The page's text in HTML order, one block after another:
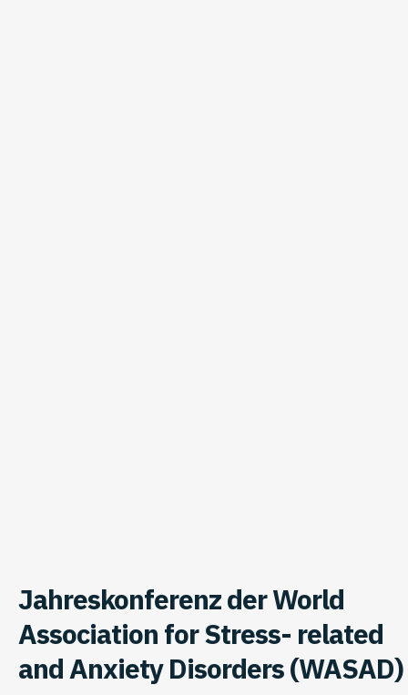
Jahreskonferenz der World
Association for Stress- related
and Anxiety Disorders (WASAD)